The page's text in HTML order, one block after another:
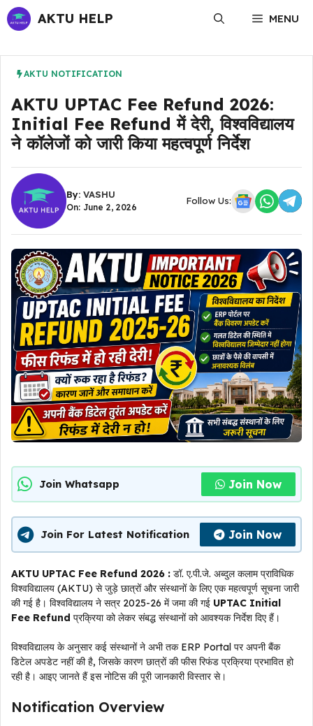
Skip
to
AKTU HELP MENU
AKTU NOTIFICATION
AKTU UPTAC Fee Refund 2026:
Initial Fee Refund में देरी, विश्वविद्यालय
ने कॉलेजों को जारी किया महत्वपूर्ण निर्देश
By: VASHU
On: June 2, 2026
Follow Us:
Join Whatsapp Join Now
Join For Latest Notification Join Now
AKTU UPTAC Fee Refund 2026 : डॉ. ए.पी.जे. अब्दुल कलाम प्राविधिक
विश्वविद्यालय (AKTU) से जुड़े छात्रों और संस्थानों के लिए एक महत्वपूर्ण सूचना जारी
की गई है। विश्वविद्यालय ने सत्र 2025-26 में जमा की गई UPTAC Initial
Fee Refund प्रक्रिया को लेकर संबद्ध संस्थानों को आवश्यक निर्देश दिए हैं।
विश्वविद्यालय के अनुसार कई संस्थानों ने अभी तक ERP Portal पर अपनी बैंक
डिटेल अपडेट नहीं की है, जिसके कारण छात्रों की फीस रिफंड प्रक्रिया प्रभावित हो
रही है। आइए जानते हैं इस नोटिस की पूरी जानकारी विस्तार से।
Notification Overview